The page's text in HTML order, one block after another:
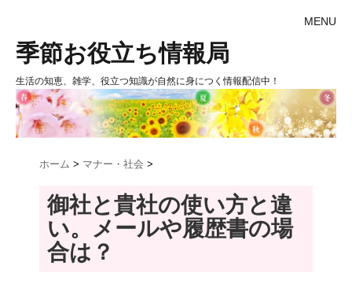
MENU
季節お役立ち情報局
生活の知恵、雑学、役立つ知識が自然に身につく情報配信中！
ホーム > マナー・社会 >
御社と貴社の使い方と違
い。メールや履歴書の場
合は？